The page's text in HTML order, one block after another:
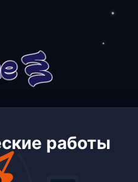
работы